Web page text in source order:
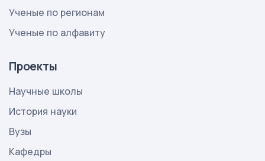
Ученые по регионам
Ученые по алфавиту
Проекты
Научные школы
История науки
Вузы
Кафедры